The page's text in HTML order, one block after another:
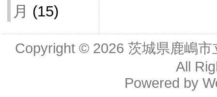
月 (15)
Copyright © 2026 茨城県鹿嶋市
All
Powered by